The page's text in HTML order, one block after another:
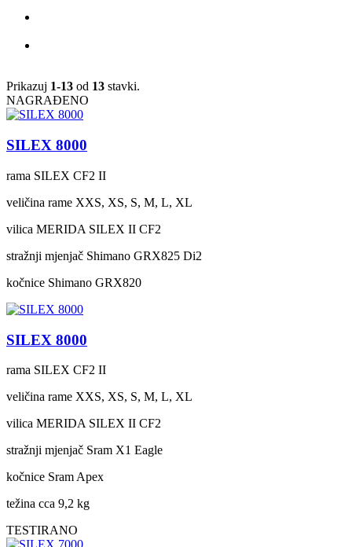
Prikazuj 1-13 od 13 stavki.
NAGRAĐENO
SILEX 8000
rama SILEX CF2 II
veličina rame XXS, XS, S, M, L, XL
vilica MERIDA SILEX II CF2
stražnji mjenjač Shimano GRX825 Di2
kočnice Shimano GRX820
SILEX 8000
rama SILEX CF2 II
veličina rame XXS, XS, S, M, L, XL
vilica MERIDA SILEX II CF2
stražnji mjenjač Sram X1 Eagle
kočnice Sram Apex
težina cca 9,2 kg
TESTIRANO